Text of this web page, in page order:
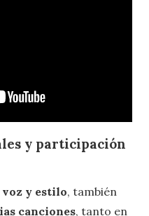
y participación
voz y estilo, también
canciones, tanto en